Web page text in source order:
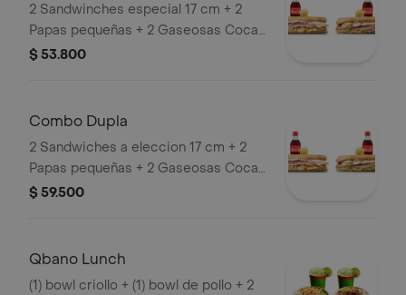
2 Sandwinches especial 17 cm + 2
Papas pequeñas + 2 Gaseosas Coca
Cola 400ml.
$ 53.800
Combo Dupla
2 Sandwiches a eleccion 17 cm + 2
Papas pequeñas + 2 Gaseosas Coca
Cola 400ml.
$ 59.500
Qbano Lunch
(1) bowl criollo + (1) bowl de pollo + 2